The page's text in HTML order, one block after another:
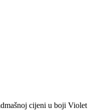
cijeni u boji Violet